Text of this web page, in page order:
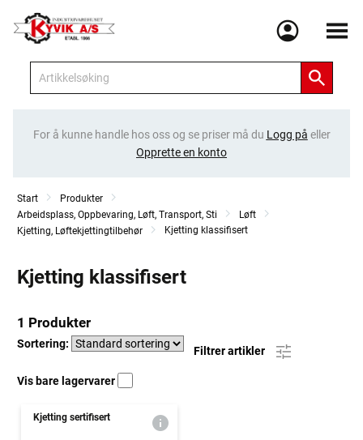
Meny
For å kunne handle hos oss og se priser må du Logg på eller
Opprette en konto
Start
Produkter
Arbeidsplass, Oppbevaring, Løft, Transport, Sti
Løft
Kjetting, Løftekjettingtilbehør
Kjetting klassifisert
Kjetting klassifisert
1 Produkter
Sortering:
Filtrer artikler
Vis bare lagervarer
Kjetting sertifisert